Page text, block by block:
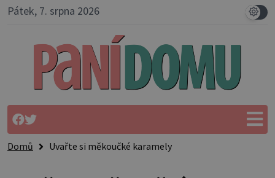
Pátek, 7. srpna 2026
Domů Uvařte si měkoučké karamely